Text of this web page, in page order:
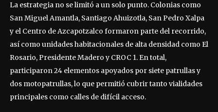
La estrategia no se limitó a un solo punto. Colonias como
San Miguel Amantla, Santiago Ahuizotla, San Pedro Xalpa
y el Centro de Azcapotzalco formaron parte del recorrido,
así como unidades habitacionales de alta densidad como El
Rosario, Presidente Madero y CROC 1. En total,
participaron 24 elementos apoyados por siete patrullas y
dos motopatrullas, lo que permitió cubrir tanto vialidades
principales como calles de difícil acceso.